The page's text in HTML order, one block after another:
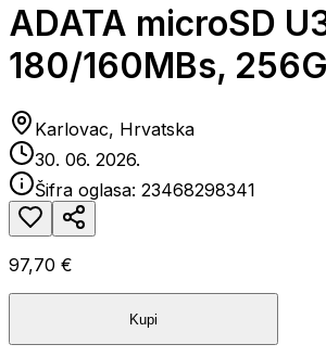
ADATA microSD
180/160MBs,
Karlovac, Hrvatska
30. 06. 2026.
Šifra oglasa: 23468298341
97,70 €
Kupi